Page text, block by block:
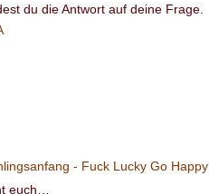
du die Antwort auf deine Frage.
- Fuck Lucky Go Happy
euch…